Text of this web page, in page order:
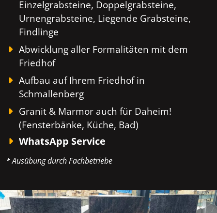
Einzelgrabsteine, Doppelgrabsteine,
Urnengrabsteine, Liegende Grabsteine,
Findlinge
Abwicklung aller Formalitäten mit dem
Friedhof
Aufbau auf Ihrem Friedhof in
Schmallenberg
Granit & Marmor auch für Daheim!
(Fensterbänke, Küche, Bad)
WhatsApp Service
* Ausübung durch Fachbetriebe